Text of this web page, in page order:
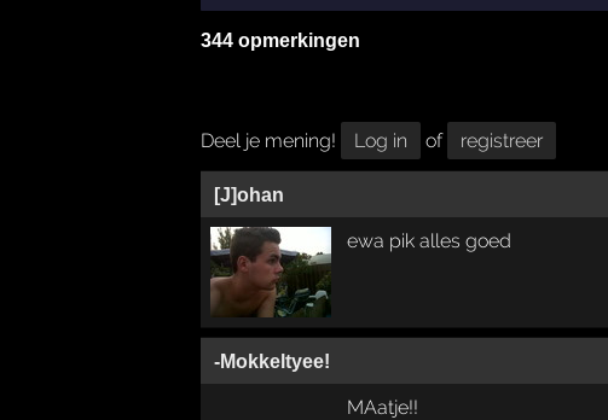
344 opmerkingen
Deel je mening! Log in of registreer
[J]ohan
ewa pik alles goed
-Mokkeltyee!
MAatje!!